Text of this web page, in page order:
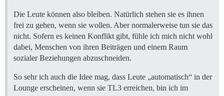
Die Leute können also bleiben. Natürlich stehen sie es ihnen
frei zu gehen, wenn sie wollen. Aber normalerweise tun sie das
nicht. Sofern es keinen Konflikt gibt, fühle ich mich nicht wohl
dabei, Menschen von ihren Beiträgen und einem Raum
sozialer Beziehungen abzuschneiden.
So sehr ich auch die Idee mag, dass Leute „automatisch“ in der
Lounge erscheinen, wenn sie TL3 erreichen, bin ich im